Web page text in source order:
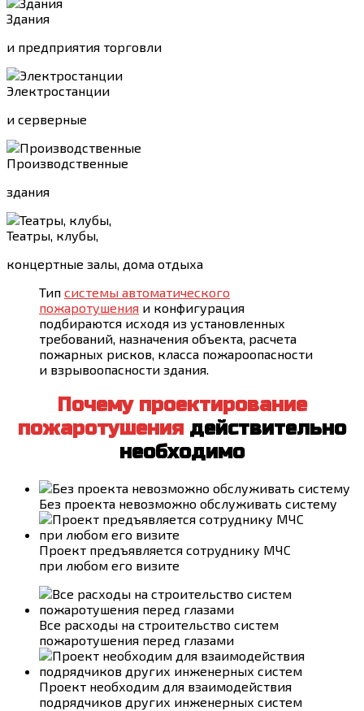
Здания
и предприятия торговли
Электростанции
и серверные
Производственные
здания
Театры, клубы,
концертные залы, дома отдыха
Тип системы автоматического
пожаротушения и конфигурация
подбираются исходя из установленных
требований, назначения объекта, расчета
пожарных рисков, класса пожароопасности
и взрывоопасности здания.
Почему проектирование
пожаротушения действительно
необходимо
Без проекта невозможно обслуживать систему
Проект предъявляется сотруднику МЧС
при любом его визите
Все расходы на строительство систем
пожаротушения перед глазами
Проект необходим для взаимодействия
подрядчиков других инженерных систем